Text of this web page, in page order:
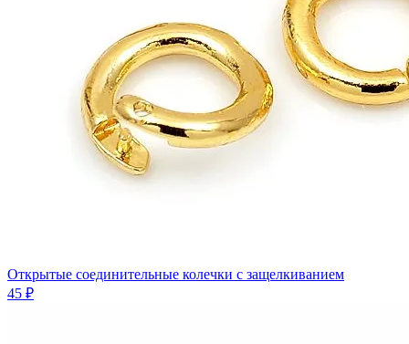
Открытые соединительные колечки с защелкиванием
45 ₽